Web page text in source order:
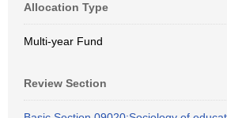
Allocation Type
Multi-year Fund
Review Section